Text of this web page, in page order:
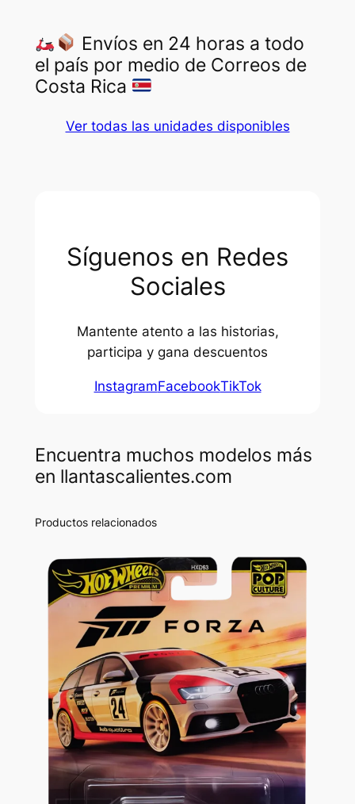
Envíos en 24 horas a todo
el país por medio de Correos de
Costa Rica
Ver todas las unidades disponibles
Síguenos en Redes
Sociales
Mantente atento a las historias,
participa y gana descuentos
InstagramFacebookTikTok
Encuentra muchos modelos más
en llantascalientes.com
Productos relacionados